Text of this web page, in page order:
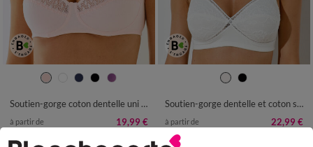
Soutien-gorge coton dentelle uni Coria - sans armatures
à partir de 19,99 €
Soutien-gorge dentelle et coton stretch forme croisée - sans armatures
à partir de 22,99 €